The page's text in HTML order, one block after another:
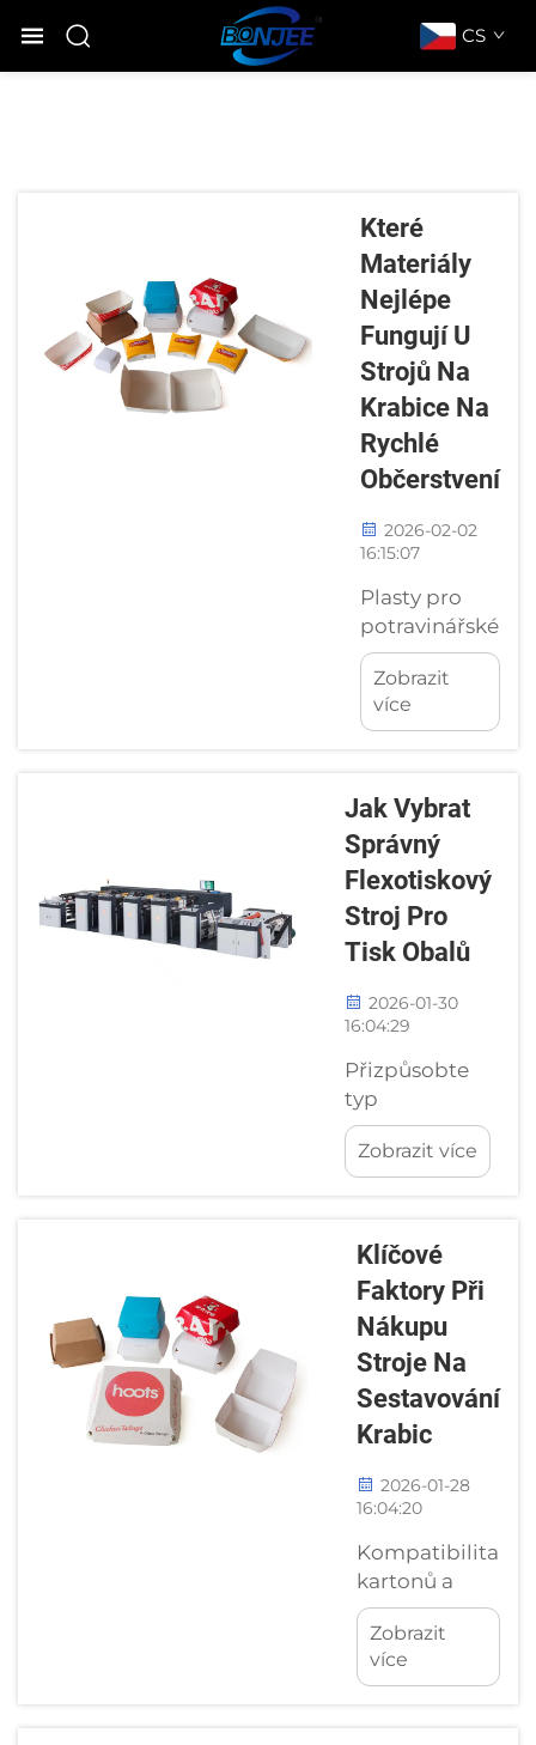
CS
Které
Materiály
Nejlépe
Fungují U
Strojů Na
Krabice Na
Rychlé
Občerstvení
2026-02-02
16:15:07
Plasty pro
potravinářské
účely:
tepelná
stabilita a
stroje na
výrobu krabic
pro rychlé
občerstvení.
Výběr
materiálů pro
balení
vyžaduje
přesnost. Pro
stroje na
výrobu krabic
pro potraviny
musí mít
tepelné a
regulační
vlastnosti,
aby odolaly
vysokým...
Zobrazit
více
Jak Vybrat
Správný
Flexotiskový
Stroj Pro
Tisk Obalů
2026-01-30
16:04:29
Přizpůsobte
typ
flexografického
tiskární
vašemu
balení a
konkrétnímu
použití
Flexografické
tiskárny se
středovým
válcem (CI) pro
vícevrstvé
flexibilní balení
Pro práci s
fóliemi a
lamináty se
většina
uživatelů
rozhoduje pro
Zobrazit více
Klíčové
Faktory Při
Nákupu
Stroje Na
Sestavování
Krabic
2026-01-28
16:04:20
Kompatibilita
kartonů a
možnosti
zpracování
materiálů –
Zobrazit
více